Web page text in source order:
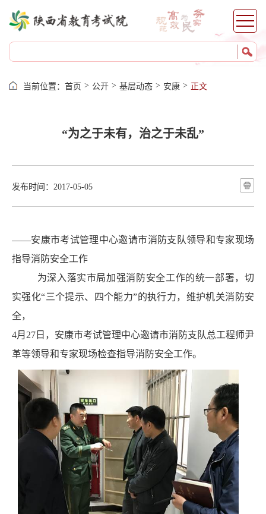
当前位置： 首页 > 公开 > 基层动态 > 安康 > 正文
“为之于未有，治之于未乱”
发布时间：2017-05-05
——安康市考试管理中心邀请市消防支队领导和专家现场
指导消防安全工作
为深入落实市局加强消防安全工作的统一部署， 切
实强化“三个提示、四个能力”的执行力，维护机关消防安
全，
4月 27 日，安康市考试管理中心邀请市消防支队总工程师尹
革等领导和专家现场检查指导消防安全工作。